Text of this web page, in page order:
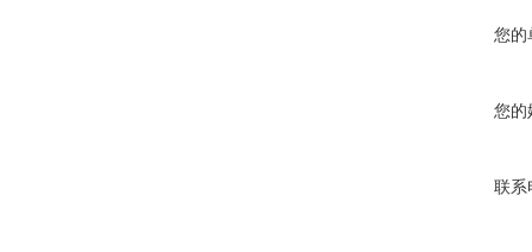
您的
您的
联系